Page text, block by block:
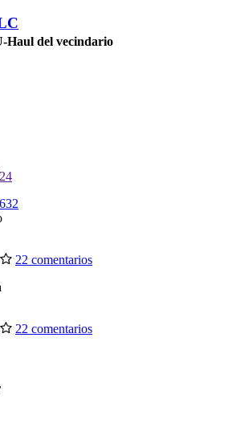
Haul del vecindario
22 comentarios
22 comentarios